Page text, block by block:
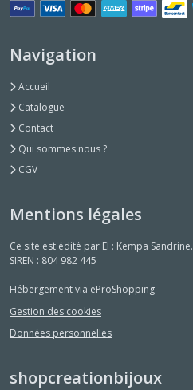
Navigation
Accueil
Catalogue
Contact
Qui sommes nous ?
CGV
Mentions légales
Ce site est édité par EI : Kempa Sandrine.
SIREN : 804 982 445
Hébergement via eProShopping
Gestion des cookies
Données personnelles
shopcreationbijoux